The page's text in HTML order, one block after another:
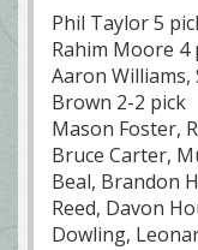
Phil Taylor 5
Rahim Moore 4
Aaron Williams,
Brown 2-2 pick
Mason Foster,
Bruce Carter,
Beal, Brandon
Reed, Davon
Dowling,